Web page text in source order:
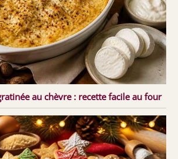
au chèvre : recette facile au four